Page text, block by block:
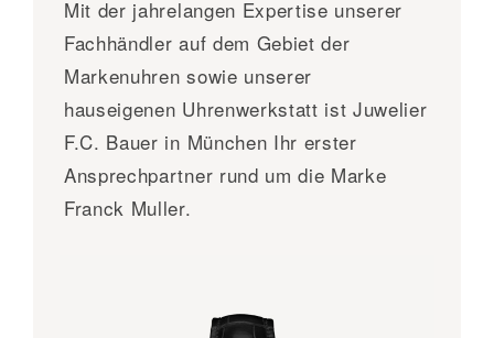
Mit der jahrelangen Expertise unserer
Fachhändler auf dem Gebiet der
Markenuhren sowie unserer
hauseigenen Uhrenwerkstatt ist Juwelier
F.C. Bauer in München Ihr erster
Ansprechpartner rund um die Marke
Franck Muller.